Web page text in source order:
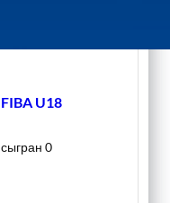
U18
0